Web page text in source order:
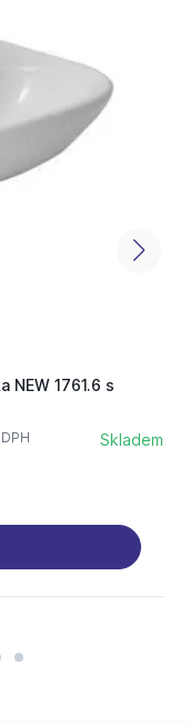
1761.6 s
Skladem